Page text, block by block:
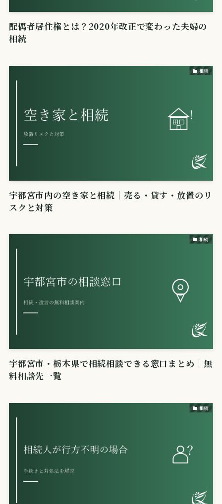
配偶者居住権とは？2020年改正で変わった夫婦の
相続
相続
宇都宮市内の空き家と相続｜売る・貸す・放置のリ
スクと対策
相続
宇都宮市・栃木県で相続相談できる窓口まとめ｜無
料相談先一覧
相続